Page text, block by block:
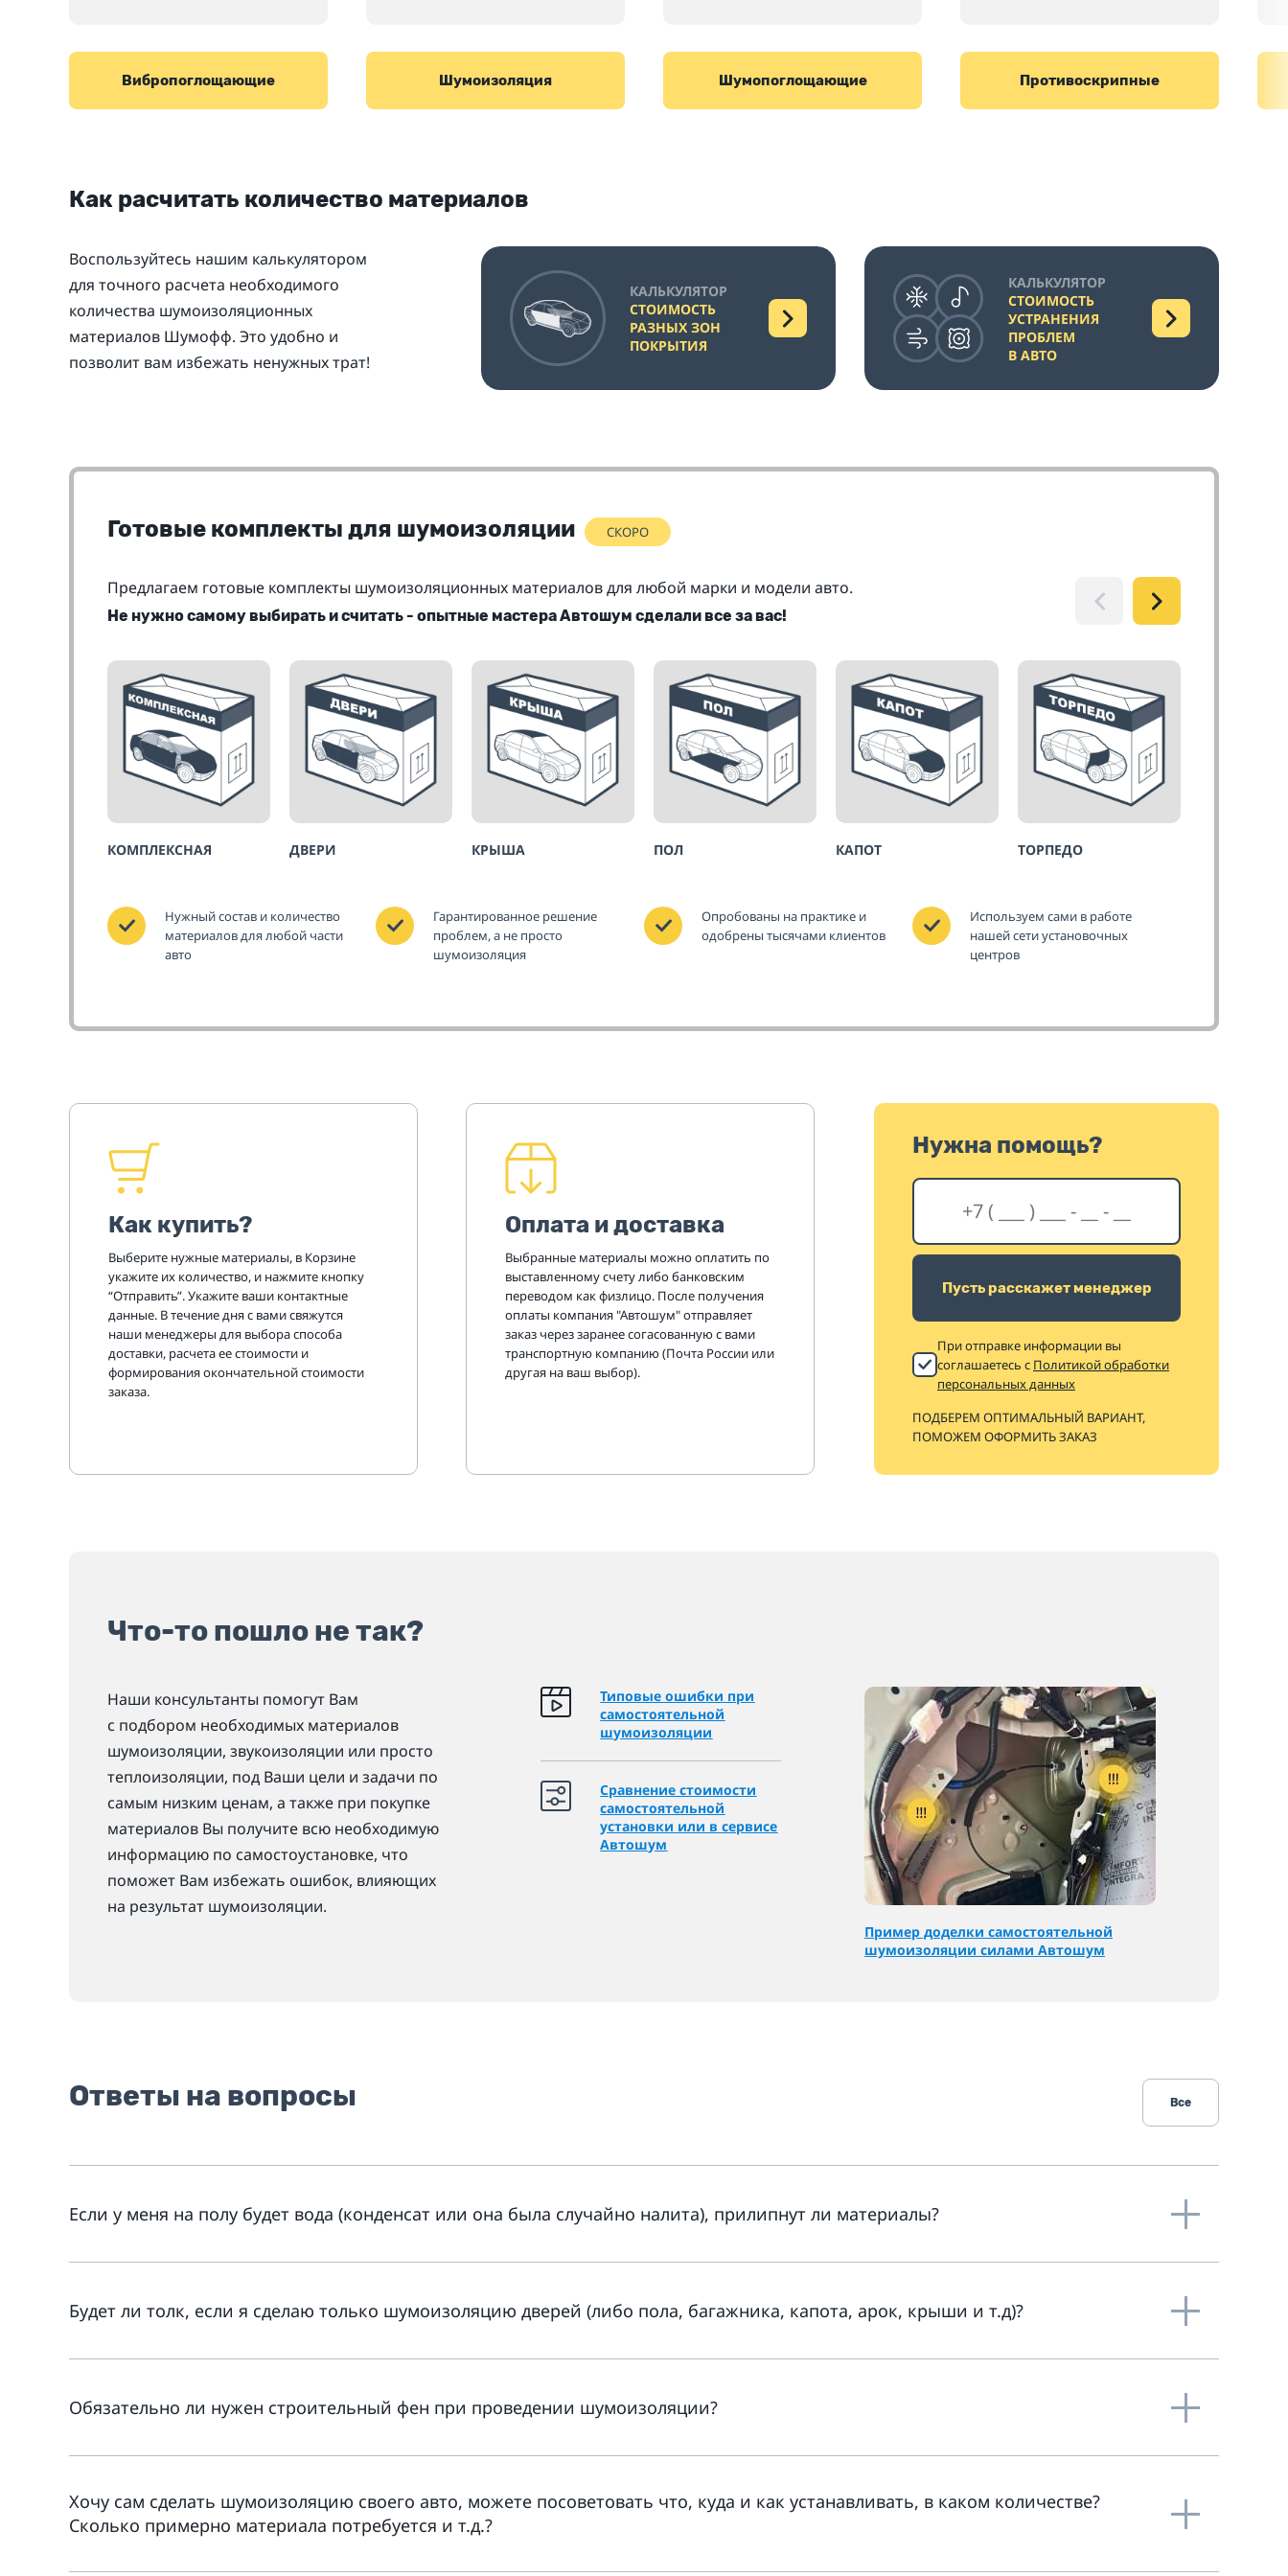
Вибропоглощающие Шумоизоляция Шумопоглощающие Противоскрипные
Как расчитать количество материалов
Воспользуйтесь нашим калькулятором
для точного расчета необходимого
количества шумоизоляционных
материалов Шумофф. Это удобно и
позволит вам избежать ненужных трат!
КАЛЬКУЛЯТОР
СТОИМОСТЬ
РАЗНЫХ ЗОН
ПОКРЫТИЯ
КАЛЬКУЛЯТОР
СТОИМОСТЬ
УСТРАНЕНИЯ
ПРОБЛЕМ
В АВТО
Готовые комплекты для шумоизоляции СКОРО
Предлагаем готовые комплекты шумоизоляционных материалов для любой марки и модели авто.
Не нужно самому выбирать и считать - опытные мастера Автошум сделали все за вас!
КОМПЛЕКСНАЯ ДВЕРИ КРЫША ПОЛ КАПОТ ТОРПЕДО
Нужный состав и количество
материалов для любой части
авто
Гарантированное решение
проблем, а не просто
шумоизоляция
Опробованы на практике и
одобрены тысячами клиентов
Используем сами в работе
нашей сети установочных
центров
Как купить?
Выберите нужные материалы, в Корзине
укажите их количество, и нажмите кнопку
“Отправить”. Укажите ваши контактные
данные. В течение дня с вами свяжутся
наши менеджеры для выбора способа
доставки, расчета ее стоимости и
формирования окончательной стоимости
заказа.
Оплата и доставка
Выбранные материалы можно оплатить по
выставленному счету либо банковским
переводом как физлицо. После получения
оплаты компания "Автошум" отправляет
заказ через заранее согасованную с вами
транспортную компанию (Почта России или
другая на ваш выбор).
Нужна помощь?
Пусть расскажет менеджер
При отправке информации вы
соглашаетесь с Политикой обработки
персональных данных
ПОДБЕРЕМ ОПТИМАЛЬНЫЙ ВАРИАНТ,
ПОМОЖЕМ ОФОРМИТЬ ЗАКАЗ
Что-то пошло не так?
Наши консультанты помогут Вам
с подбором необходимых материалов
шумоизоляции, звукоизоляции или просто
теплоизоляции, под Ваши цели и задачи по
самым низким ценам, а также при покупке
материалов Вы получите всю необходимую
информацию по самостоустановке, что
поможет Вам избежать ошибок, влияющих
на результат шумоизоляции.
Типовые ошибки при
самостоятельной
шумоизоляции
Сравнение стоимости
самостоятельной
установки или в сервисе
Автошум
Пример доделки самостоятельной
шумоизоляции силами Автошум
Ответы на вопросы Все
Если у меня на полу будет вода (конденсат или она была случайно налита), прилипнут ли материалы?
Будет ли толк, если я сделаю только шумоизоляцию дверей (либо пола, багажника, капота, арок, крыши и т.д)?
Обязательно ли нужен строительный фен при проведении шумоизоляции?
Хочу сам сделать шумоизоляцию своего авто, можете посоветовать что, куда и как устанавливать, в каком количестве?
Сколько примерно материала потребуется и т.д.?